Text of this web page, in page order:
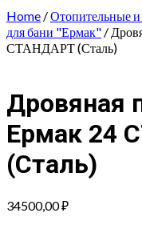
Home /Отопительные
для бани "Ермак" /
СТАНДАРТ (Сталь)
Дровяная
Ермак 24
(Сталь)
34500,00₽